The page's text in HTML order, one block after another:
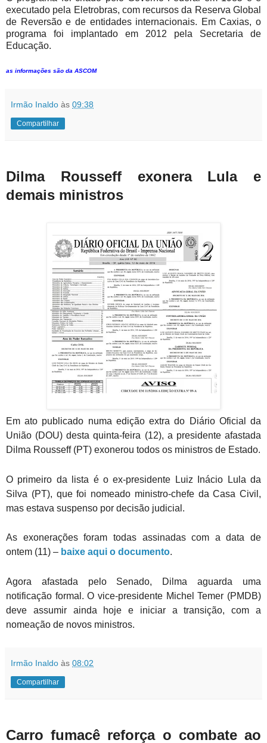
executado pela Eletrobras, com recursos da Reserva Global
de Reversão e de entidades internacionais. Em Caxias, o
programa foi implantado em 2012 pela Secretaria de
Educação.
as informações são da ASCOM
Irmão Inaldo às 09:38
Compartilhar
Dilma Rousseff exonera Lula e
demais ministros
Em ato publicado numa edição extra do Diário Oficial da
União (DOU) desta quinta-feira (12), a presidente afastada
Dilma Rousseff (PT) exonerou todos os ministros de Estado.
O primeiro da lista é o ex-presidente Luiz Inácio Lula da
Silva (PT), que foi nomeado ministro-chefe da Casa Civil,
mas estava suspenso por decisão judicial.
As exonerações foram todas assinadas com a data de
ontem (11) – baixe aqui o documento.
Agora afastada pelo Senado, Dilma aguarda uma
notificação formal. O vice-presidente Michel Temer (PMDB)
deve assumir ainda hoje e iniciar a transição, com a
nomeação de novos ministros.
Irmão Inaldo às 08:02
Compartilhar
Carro fumacê reforça o combate ao